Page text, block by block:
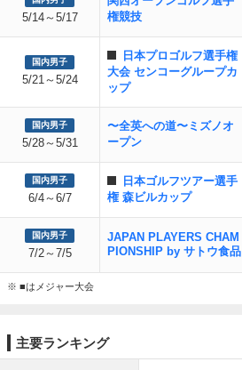
5/14～5/17
権競技
国内男子
5/21～5/24
日本プロゴルフ選手権
大会 センコーグループカ
ップ
国内男子
5/28～5/31
〜全英への道〜ミズノオ
ープン
国内男子
6/4～6/7
日本ゴルフツアー選手
権 森ビルカップ
国内男子
7/2～7/5
JAPAN PLAYERS CHAM
PIONSHIP by サトウ食品
※ ■はメジャー大会
主要ランキング